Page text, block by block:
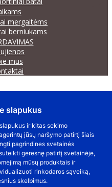
slapukus
ir kitas sekimo
jūsų naršymo patirtį šiais
pagrindines svetainės
geresnę patirtį svetainėje,
mūsų produktais ir
rinkodaros sąveiką,
skelbimus.